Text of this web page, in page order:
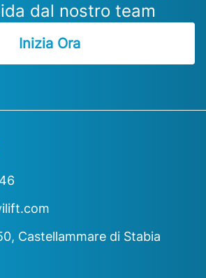
dal nostro team
Inizia Ora
Castellammare di Stabia